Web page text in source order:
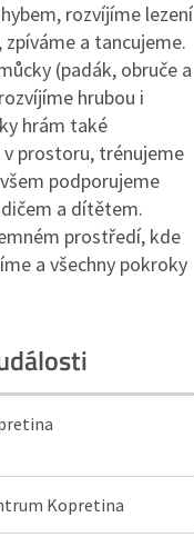
rozvíjíme lezení
zpíváme a tancujeme.
(padák, obruče a
hrubou i
hrám také
prostoru, trénujeme
podporujeme
a dítětem.
prostředí, kde
a všechny pokroky
Kopretina